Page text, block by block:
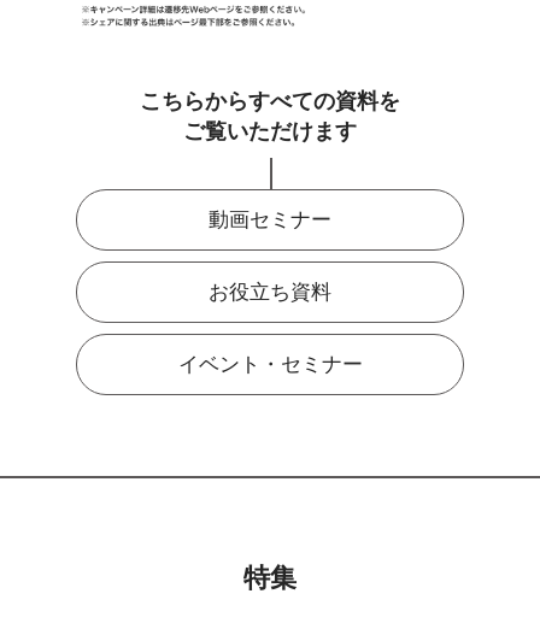
こちらからすべての資料を
ご覧いただけます
動画セミナー
お役立ち資料
イベント・セミナー
特集